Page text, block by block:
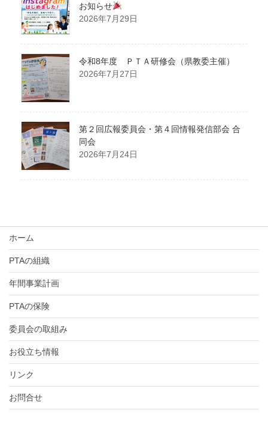
お知らせ
2026年7月29日
令和8年度 ＰＴＡ研修会（県教委主催）
2026年7月27日
第２回広報委員会・第４回情報発信部会 合
同会
2026年7月24日
ホーム
PTAの組織
年間事業計画
PTAの保険
委員会の取組み
お役立ち情報
リンク
お問合せ